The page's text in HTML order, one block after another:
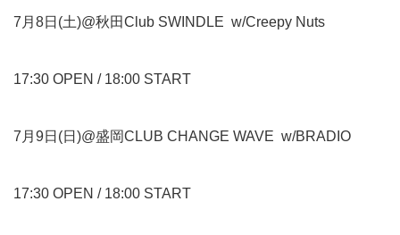
7月8日(土)@秋田Club SWINDLE w/Creepy Nuts
17:30 OPEN / 18:00 START
7月9日(日)@盛岡CLUB CHANGE WAVE w/BRADIO
17:30 OPEN / 18:00 START